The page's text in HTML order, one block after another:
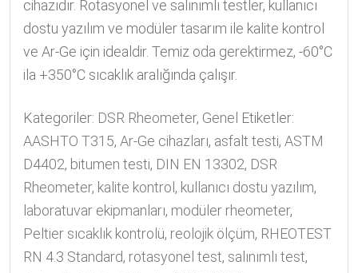
cihazıdır. Rotasyonel ve salınımlı testler, kullanıcı
dostu yazılım ve modüler tasarım ile kalite kontrol
ve Ar-Ge için idealdir. Temiz oda gerektirmez, -60°C
ila +350°C sıcaklık aralığında çalışır.
Kategoriler: DSR Rheometer, Genel Etiketler:
AASHTO T315, Ar-Ge cihazları, asfalt testi, ASTM
D4402, bitumen testi, DIN EN 13302, DSR
Rheometer, kalite kontrol , kullanıcı dostu yazılım,
laboratuvar ekipmanları, modüler rheometer,
Peltier sıcaklık kontrolü, reolojik ölçüm, RHEOTEST
RN 4.3 Standard, rotasyonel test, salınımlı test,